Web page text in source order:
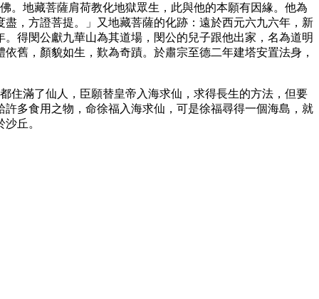
。地藏菩薩肩荷教化地獄眾生，此與他的本願有因緣。他為
，方證菩提。」又地藏菩薩的化跡：遠於西元六九六年，新
得閔公獻九華山為其道場，閔公的兒子跟他出家，名為道明
舊，顏貌如生，歎為奇蹟。於肅宗至德二年建塔安置法身，
住滿了仙人，臣願替皇帝入海求仙，求得長生的方法，但要
多食用之物，命徐福入海求仙，可是徐福尋得一個海島，就
丘。